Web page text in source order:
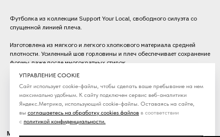
Футболка из коллекции Support Your Local, свободного силуэта со
спущенной линией плеча.
Изготовлена из мягкого и легкого хлопкового материала средней
плотности. Усиленный шов горловины и плеч обеспечивает сохранение
формы даже после многократных стирок.
УПРАВЛЕНИЕ COOKIE
Сайт использует cookie-файлы, чтобы сделать ваше пребывание на нем
максимально удобным. К cайту подключен сервис веб-аналитики
Яндекс.Метрика, использующий cookie-файлы. Оставаясь на сайте,
вы соглашаетесь на обработку cookies файлов в соответствии
с политикой конфиденциальности.
MOLOTOV